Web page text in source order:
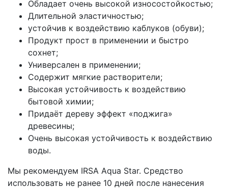
Обладает очень высокой износостойкостью;
Длительной эластичностью;
устойчив к воздействию каблуков (обуви);
Продукт прост в применении и быстро
сохнет;
Универсален в применении;
Содержит мягкие растворители;
Высокая устойчивость к воздействию
бытовой химии;
Придаёт дереву эффект «поджига»
древесины;
Очень высокая устойчивость к воздействию
воды.
Мы рекомендуем IRSA Aqua Star. Средство
использовать не ранее 10 дней после нанесения